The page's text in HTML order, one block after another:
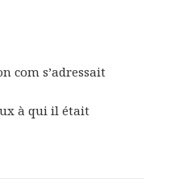
com s’adressait
à qui il était